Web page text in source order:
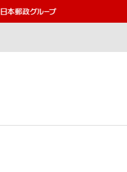
郵便局・日本郵政グルー